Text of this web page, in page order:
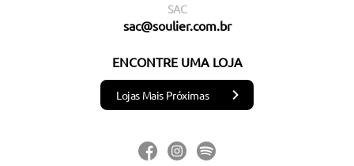
SAC
sac@soulier.com.br
ENCONTRE UMA LOJA
Lojas Mais Próximas